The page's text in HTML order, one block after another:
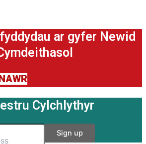
ar gyfer Newid
Cylchlythyr